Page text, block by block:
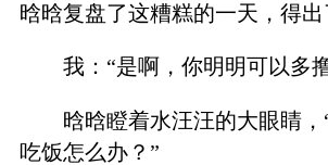
晗晗复盘了这糟糕的一天，得出
我：“是啊，你明明可以多
晗晗瞪着水汪汪的大眼睛
吃饭怎么办？”